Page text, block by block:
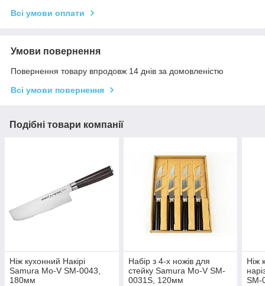
Всі умови оплати
Умови повернення
Повернення товару впродовж 14 днів за домовленістю
Всі умови повернення
Подібні товари компанії
Ніж кухонний Накірі
Samura Mo-V SM-0043,
180мм
Набір з 4-х ножів для
стейку Samura Mo-V SM-
0031S, 120мм
Ніж
SM-